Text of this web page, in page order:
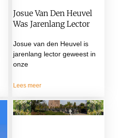
Josue Van Den Heuvel
Was Jarenlang Lector
Josue van den Heuvel is
jarenlang lector geweest in
onze
Lees meer